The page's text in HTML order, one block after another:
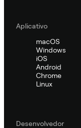
Aplicativo
macOS
Windows
iOS
Android
Chrome
Linux
Desenvolvedor